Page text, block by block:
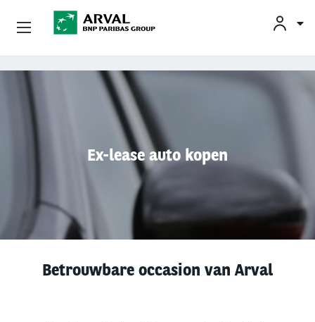
Overslaan en naar de inhoud gaan
Ex-lease auto kopen
Betrouwbare occasion van Arval
Zakelijk Leasen
Klantenservice